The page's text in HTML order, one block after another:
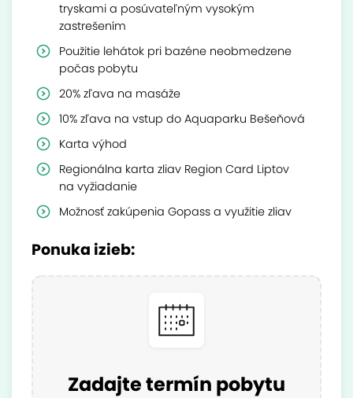
tryskami a posúvateľným vysokým
zastrešením
Použitie lehátok pri bazéne neobmedzene
počas pobytu
20% zľava na masáže
10% zľava na vstup do Aquaparku Bešeňová
Karta výhod
Regionálna karta zliav Region Card Liptov
na vyžiadanie
Možnosť zakúpenia Gopass a využitie zliav
Ponuka izieb:
Zadajte termín pobytu